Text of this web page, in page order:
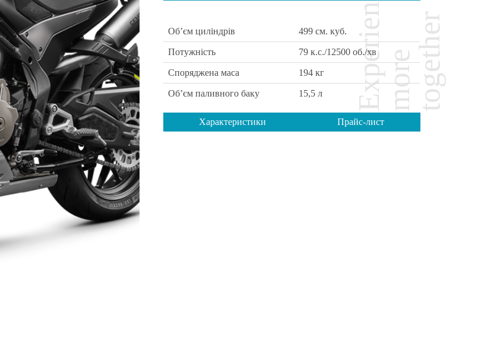
Об’єм циліндрів 499 см. куб.
Потужність 79 к.с./12500 об./хв
Споряджена маса 194 кг
Об’єм паливного баку 15,5 л
Характеристики Прайс-лист